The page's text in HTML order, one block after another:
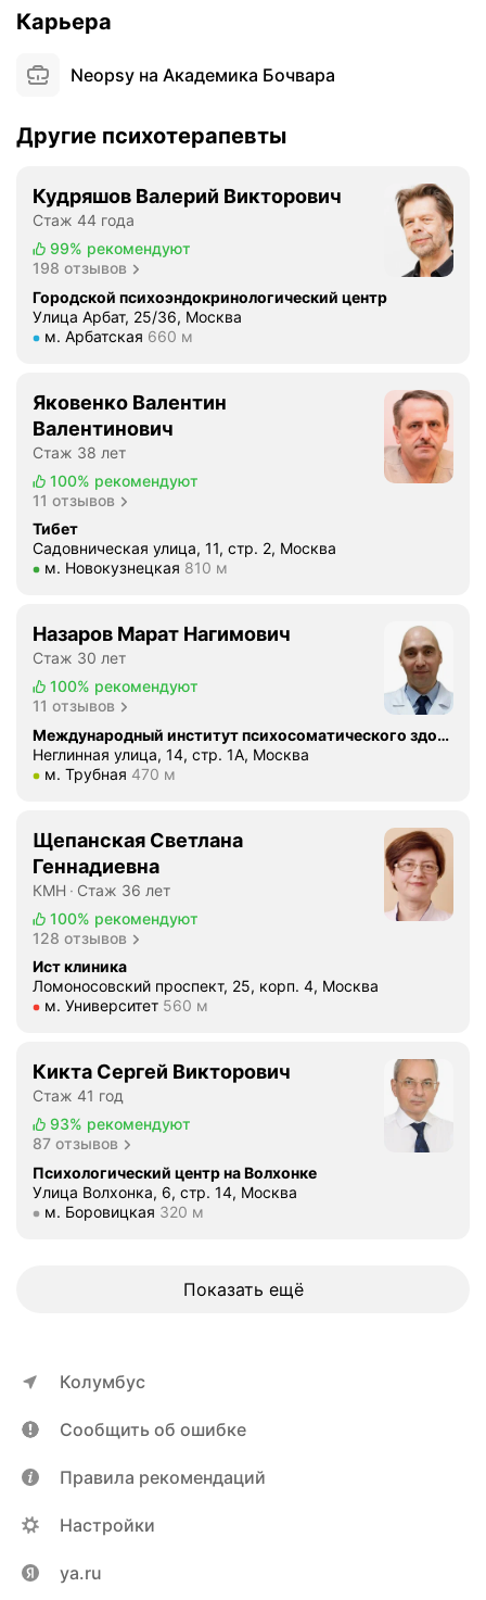
Карьера
Neopsy на Академика Бочвара
Другие психотерапевты
Кудряшов Валерий Викторович
Стаж 44 года
99% рекомендуют
198 отзывов
Городской психоэндокринологический центр
Улица Арбат, 25/36, Москва
Метро м. Арбатская Расстояние 660 м
м. Арбатская 660 м
Яковенко Валентин
Валентинович
Стаж 38 лет
100% рекомендуют
11 отзывов
Тибет
Садовническая улица, 11, стр. 2, Москва
Метро м. Новокузнецкая Расстояние 810 м
м. Новокузнецкая 810 м
Назаров Марат Нагимович
Стаж 30 лет
100% рекомендуют
11 отзывов
Международный институт психосоматического здоровья
Неглинная улица, 14, стр. 1А, Москва
Метро м. Трубная Расстояние 470 м
м. Трубная 470 м
Щепанская Светлана
Геннадиевна
КМН
Стаж 36 лет
100% рекомендуют
128 отзывов
Ист клиника
Ломоносовский проспект, 25, корп. 4, Москва
Метро м. Университет Расстояние 560 м
м. Университет 560 м
Кикта Сергей Викторович
Стаж 41 год
93% рекомендуют
87 отзывов
Психологический центр на Волхонке
Улица Волхонка, 6, стр. 14, Москва
Метро м. Боровицкая Расстояние 320 м
м. Боровицкая 320 м
Показать ещё
Колумбус
Сообщить об ошибке
Правила рекомендаций
Настройки
ya.ru